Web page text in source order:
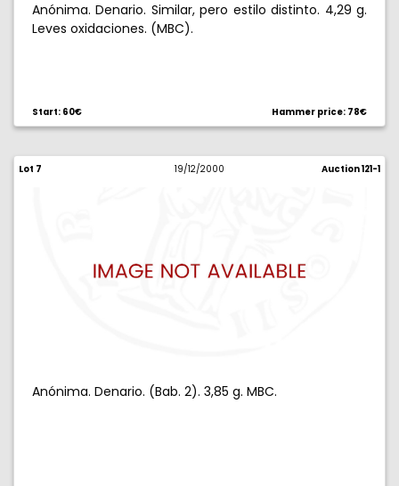
Anónima. Denario. Similar, pero estilo distinto. 4,29 g.
Leves oxidaciones. (MBC).
Start: 60€ Hammer price: 78€
Lot 7 19/12/2000 Auction 121-1
Anónima. Denario. (Bab. 2). 3,85 g. MBC.